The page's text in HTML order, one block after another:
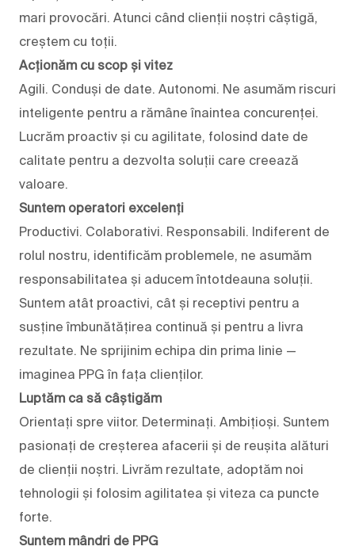
mari provocări. Atunci când clienții noștri câștigă,
creștem cu toții.
Acționăm cu scop și vitez
Agili. Conduși de date. Autonomi. Ne asumăm riscuri
inteligente pentru a rămâne înaintea concurenței.
Lucrăm proactiv și cu agilitate, folosind date de
calitate pentru a dezvolta soluții care creează
valoare.
Suntem operatori excelenți
Productivi. Colaborativi. Responsabili. Indiferent de
rolul nostru, identificăm problemele, ne asumăm
responsabilitatea și aducem întotdeauna soluții.
Suntem atât proactivi, cât și receptivi pentru a
susține îmbunătățirea continuă și pentru a livra
rezultate. Ne sprijinim echipa din prima linie —
imaginea PPG în fața clienților.
Luptăm ca să câștigăm
Orientați spre viitor. Determinați. Ambițioși. Suntem
pasionați de creșterea afacerii și de reușita alături
de clienții noștri. Livrăm rezultate, adoptăm noi
tehnologii și folosim agilitatea și viteza ca puncte
forte.
Suntem mândri de PPG